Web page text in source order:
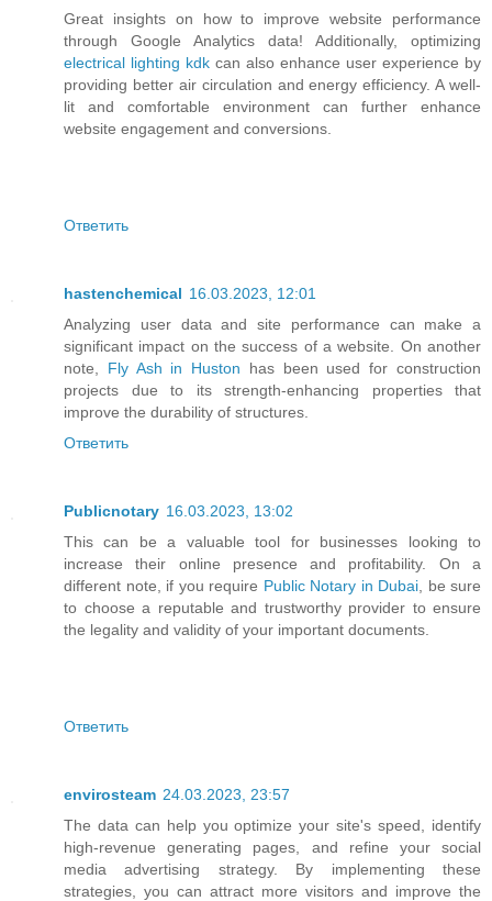
Great insights on how to improve website performance
through Google Analytics data! Additionally, optimizing
electrical lighting kdk can also enhance user experience by
providing better air circulation and energy efficiency. A well-
lit and comfortable environment can further enhance
website engagement and conversions.
Ответить
hastenchemical 16.03.2023, 12:01
Analyzing user data and site performance can make a
significant impact on the success of a website. On another
note, Fly Ash in Huston has been used for construction
projects due to its strength-enhancing properties that
improve the durability of structures.
Ответить
Publicnotary 16.03.2023, 13:02
This can be a valuable tool for businesses looking to
increase their online presence and profitability. On a
different note, if you require Public Notary in Dubai , be sure
to choose a reputable and trustworthy provider to ensure
the legality and validity of your important documents.
Ответить
envirosteam 24.03.2023, 23:57
The data can help you optimize your site's speed, identify
high-revenue generating pages, and refine your social
media advertising strategy. By implementing these
strategies, you can attract more visitors and improve the